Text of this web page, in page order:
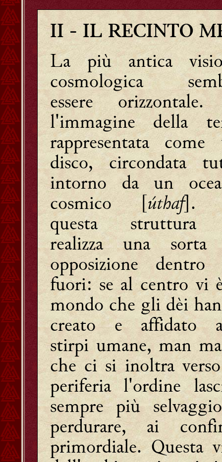
II - IL RECINTO
La più antica
cosmologica
essere
l'immagine della
rappresentata come
disco, circondata
intorno da un
cosmico [úthaf].
questa struttura
realizza una
opposizione
fuori: se al centro vi
mondo che gli dèi
creato e affidato
stirpi umane, man
che ci si inoltra
periferia l'ordine
sempre più
perdurare, ai
primordiale. Questa